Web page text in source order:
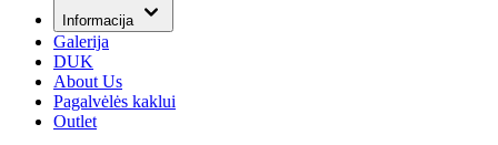
Informacija
Galerija
DUK
About Us
Pagalvėlės kaklui
Outlet